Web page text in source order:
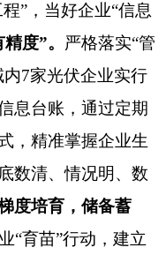
程” ， 当好企业“信息
度”。 严格落实“管
7家光伏企业实行
息台账，通过定期
，精准掌握企业生
数清、情况明、数
度培育，储备蓄
“育苗”行动，建立